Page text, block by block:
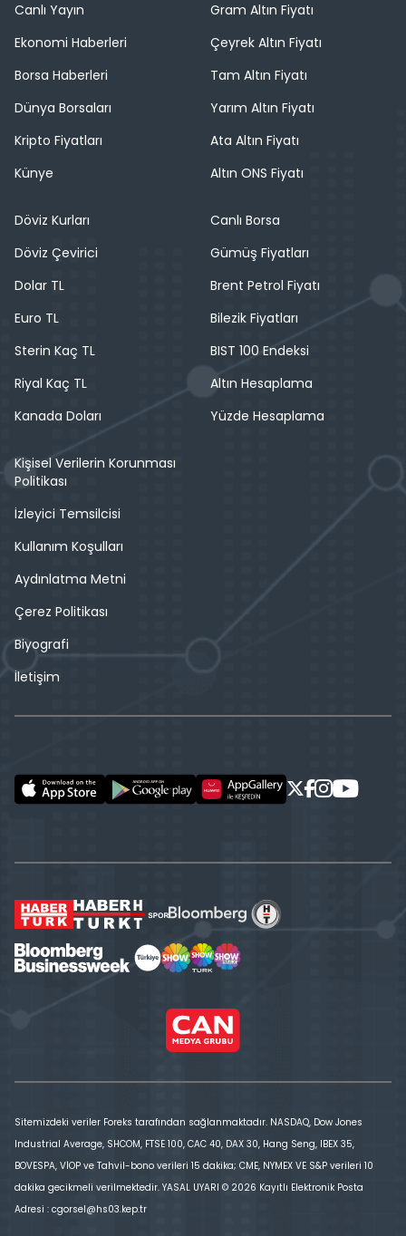
Canlı Yayın
Ekonomi Haberleri
Borsa Haberleri
Dünya Borsaları
Kripto Fiyatları
Künye
Gram Altın Fiyatı
Çeyrek Altın Fiyatı
Tam Altın Fiyatı
Yarım Altın Fiyatı
Ata Altın Fiyatı
Altın ONS Fiyatı
Döviz Kurları
Döviz Çevirici
Dolar TL
Euro TL
Sterin Kaç TL
Riyal Kaç TL
Kanada Doları
Canlı Borsa
Gümüş Fiyatları
Brent Petrol Fiyatı
Bilezik Fiyatları
BIST 100 Endeksi
Altın Hesaplama
Yüzde Hesaplama
Kişisel Verilerin Korunması
Politikası
İzleyici Temsilcisi
Kullanım Koşulları
Aydınlatma Metni
Çerez Politikası
Biyografi
İletişim
Sitemizdeki veriler Foreks tarafından sağlanmaktadır. NASDAQ, Dow Jones
Industrial Average, SHCOM, FTSE 100, CAC 40, DAX 30, Hang Seng, IBEX 35,
BOVESPA, VİOP ve Tahvil-bono verileri 15 dakika; CME, NYMEX VE S&P verileri 10
dakika gecikmeli verilmektedir. YASAL UYARI © 2026 Kayıtlı Elektronik Posta
Adresi : cgorsel@hs03.kep.tr